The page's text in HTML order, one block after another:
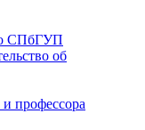
СПбГУП
об
профессора